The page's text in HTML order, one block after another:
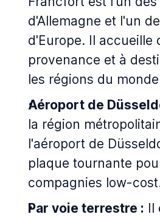
d'Allemagne et l'un
d'Europe. Il accueille
provenance et à
les régions du
Aéroport de
la région
l'aéroport de
plaque tournante
compagnies low-
Par voie terrestre : Il